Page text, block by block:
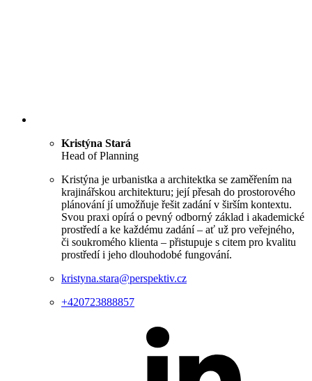
Kristýna Stará
Head of Planning
Kristýna je urbanistka a architektka se zaměřením na
krajinářskou architekturu; její přesah do prostorového
plánování jí umožňuje řešit zadání v širším kontextu.
Svou praxi opírá o pevný odborný základ i akademické
prostředí a ke každému zadání – ať už pro veřejného,
či soukromého klienta – přistupuje s citem pro kvalitu
prostředí i jeho dlouhodobé fungování.
kristyna.stara@perspektiv.cz
+420723888857